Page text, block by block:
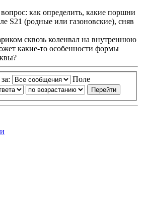
как определить, какие поршни
S21 (родные или газоновские), сняв
сквозь коленвал на внутреннюю
какие-то особенности формы
Поле